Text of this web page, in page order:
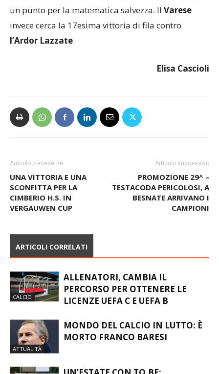
invece cerca la 17esima vittoria di fila contro
l’Ardor Lazzate.
UNA VITTORIA E UNA
SCONFITTA PER LA
CIMBERIO H.S. IN
VERGAUWEN CUP
PROMOZIONE 29^ –
BESNATE ARRIVANO I
CAMPIONI
CALCIO
ALLENATORI, CAMBIA IL
LICENZE UEFA C E UEFA B
ATTUALITÀ
MONDO DEL CALCIO IN LUTTO: È